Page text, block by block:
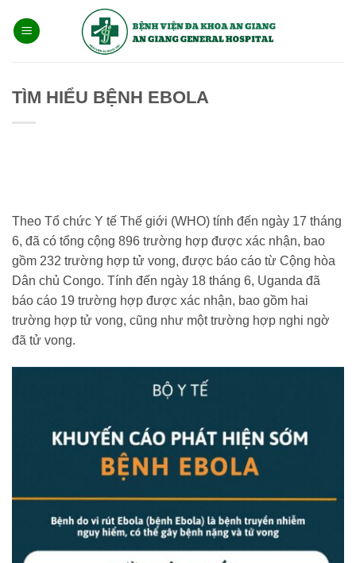
qua
TÌM HIỂU BỆNH EBOLA
Theo Tổ chức Y tế Thế giới (WHO) tính đến ngày 17 tháng
6, đã có tổng cộng 896 trường hợp được xác nhận, bao
gồm 232 trường hợp tử vong, được báo cáo từ Cộng hòa
Dân chủ Congo. Tính đến ngày 18 tháng 6, Uganda đã
báo cáo 19 trường hợp được xác nhận, bao gồm hai
trường hợp tử vong, cũng như một trường hợp nghi ngờ
đã tử vong.